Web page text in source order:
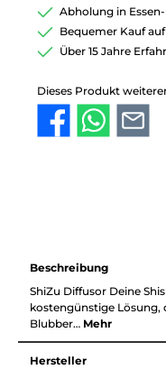
Abholung in
Bequemer Kauf
Über 15 Jahre
Dieses Produkt
Beschreibung
ShiZu Diffusor Deine
kostengünstige Lösung,
Blubber… Mehr
Hersteller